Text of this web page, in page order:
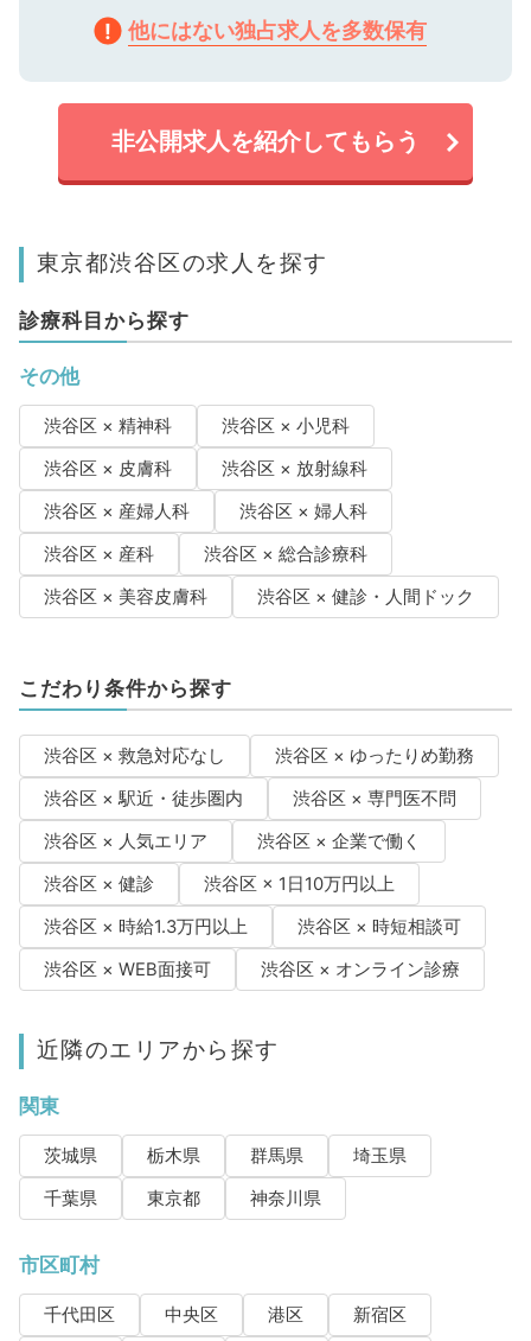
他にはない独占求人を多数保有
非公開求人を紹介してもらう
東京都渋谷区の求人を探す
診療科目から探す
その他
渋谷区 × 精神科
渋谷区 × 小児科
渋谷区 × 皮膚科
渋谷区 × 放射線科
渋谷区 × 産婦人科
渋谷区 × 婦人科
渋谷区 × 産科
渋谷区 × 総合診療科
渋谷区 × 美容皮膚科
渋谷区 × 健診・人間ドック
こだわり条件から探す
渋谷区 × 救急対応なし
渋谷区 × ゆったりめ勤務
渋谷区 × 駅近・徒歩圏内
渋谷区 × 専門医不問
渋谷区 × 人気エリア
渋谷区 × 企業で働く
渋谷区 × 健診
渋谷区 × 1日10万円以上
渋谷区 × 時給1.3万円以上
渋谷区 × 時短相談可
渋谷区 × WEB面接可
渋谷区 × オンライン診療
近隣のエリアから探す
関東
茨城県 栃木県 群馬県
埼玉県
千葉県
東京都 神奈川県
市区町村
千代田区 中央区 港区
新宿区